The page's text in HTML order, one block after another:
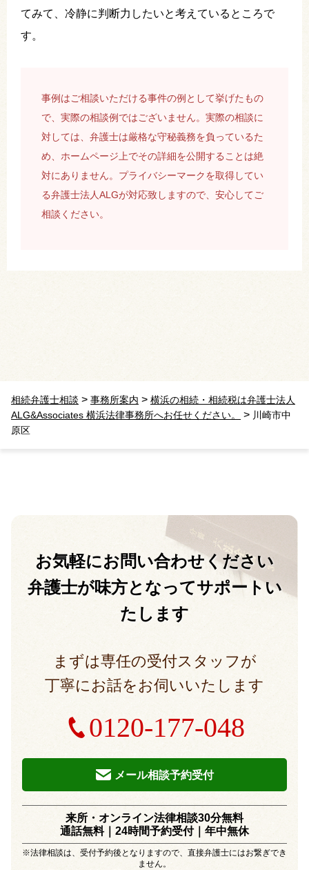
てみて、冷静に判断力したいと考えているところで
す。
事例はご相談いただける事件の例として挙げたもの
で、実際の相談例ではございません。実際の相談に
対しては、弁護士は厳格な守秘義務を負っているた
め、ホームページ上でその詳細を公開することは絶
対にありません。プライバシーマークを取得してい
る弁護士法人ALGが対応致しますので、安心してご
相談ください。
相続弁護士相談 > 事務所案内 > 横浜の相続・相続税は弁護士法人
ALG&Associates 横浜法律事務所へお任せください。
> 川崎市中
原区
お気軽にお問い合わせください
弁護士が味方となってサポートい
たします
まずは専任の受付スタッフが
丁寧にお話をお伺いいたします
0120-177-048
メール相談予約受付
来所・オンライン法律相談30分無料
通話無料｜24時間予約受付｜年中無休
※法律相談は、受付予約後となりますので、直接弁護士にはお繋ぎでき
ません。